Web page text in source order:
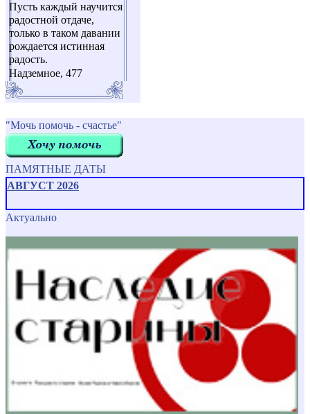
Пусть каждый научится
радостной отдаче,
только в таком давании
рождается истинная
радость.
Надземное, 477
"Мочь помочь - счастье"
ПАМЯТНЫЕ ДАТЫ
АВГУСТ 2026
Актуально